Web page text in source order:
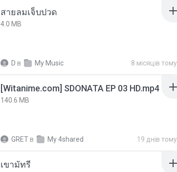
สายลมเจ็บปวด
4.0 MB
D в My Music 8 місяців тому
[Witanime.com] SDONATA EP 03 HD.mp4
140.6 MB
GRET в My 4shared 19 днів тому
เขามัทรี